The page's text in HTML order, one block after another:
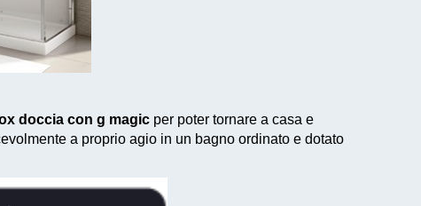
doccia con g magic per poter tornare a casa e
a proprio agio in un bagno ordinato e dotato